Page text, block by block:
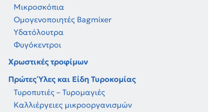
Μικροσκόπια
Ομογενοποιητές Bagmixer
Υδατόλουτρα
Φυγόκεντροι
Χρωστικές τροφίμων
Πρώτες Ύλες και Είδη Τυροκομίας
Τυροπυτιές – Τυρομαγιές
Καλλιέργειες μικροοργανισμών